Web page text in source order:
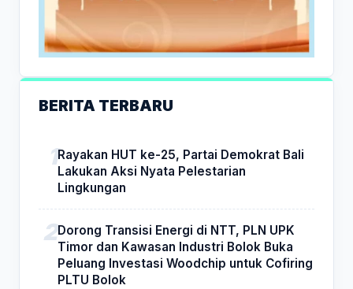
BERITA TERBARU
Rayakan HUT ke-25, Partai Demokrat Bali
Lakukan Aksi Nyata Pelestarian
Lingkungan
Dorong Transisi Energi di NTT, PLN UPK
Timor dan Kawasan Industri Bolok Buka
Peluang Investasi Woodchip untuk Cofiring
PLTU Bolok